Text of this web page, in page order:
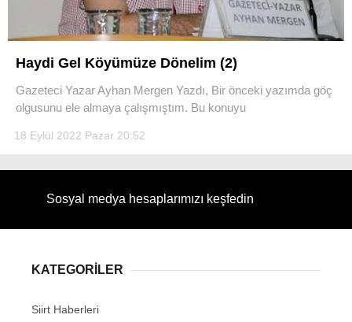
Haydi Gel Köyümüze Dönelim (2)
Gazeteci Yazar Ayhan Mergen Yazdı, Bir önceki yazımda göç
olgusunu ele almaya çalışmıştım. Bu konuyu
18 Eylül 2022 Pazar 20:52
Sosyal medya hesaplarımızı keşfedin
KATEGORİLER
Siirt Haberleri